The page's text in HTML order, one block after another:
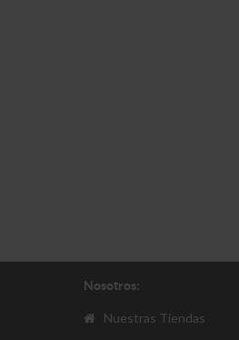
Nosotros:
Nuestras Tiendas